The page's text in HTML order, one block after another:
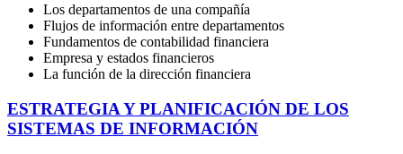
Los departamentos de una compañía
Flujos de información entre departamentos
Fundamentos de contabilidad financiera
Empresa y estados financieros
La función de la dirección financiera
ESTRATEGIA Y PLANIFICACIÓN DE LOS
SISTEMAS DE INFORMACIÓN